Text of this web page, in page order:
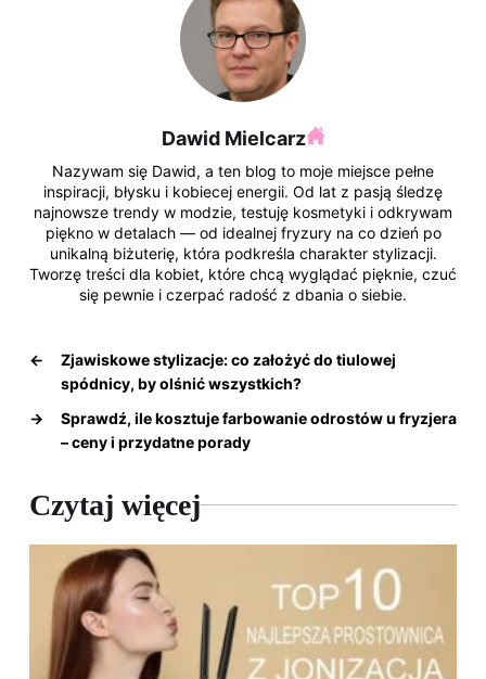
Dawid Mielcarz
Nazywam się Dawid, a ten blog to moje miejsce pełne
inspiracji, błysku i kobiecej energii. Od lat z pasją śledzę
najnowsze trendy w modzie, testuję kosmetyki i odkrywam
piękno w detalach — od idealnej fryzury na co dzień po
unikalną biżuterię, która podkreśla charakter stylizacji.
Tworzę treści dla kobiet, które chcą wyglądać pięknie, czuć
się pewnie i czerpać radość z dbania o siebie.
←
Zjawiskowe stylizacje: co założyć do tiulowej
spódnicy, by olśnić wszystkich?
→
Sprawdź, ile kosztuje farbowanie odrostów u fryzjera
– ceny i przydatne porady
Czytaj więcej